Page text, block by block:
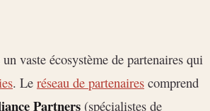
vaste écosystème de partenaires qui
. Le réseau de partenaires comprend
Partners (spécialistes de